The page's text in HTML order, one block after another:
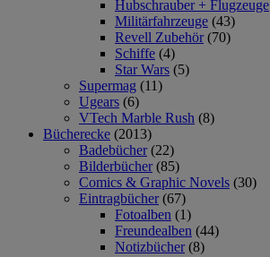
Hubschrauber + Flugzeuge
Militärfahrzeuge (43)
Revell Zubehör (70)
Schiffe (4)
Star Wars (5)
Supermag (11)
Ugears (6)
VTech Marble Rush (8)
Bücherecke (2013)
Badebücher (22)
Bilderbücher (85)
Comics & Graphic Novels (30)
Eintragbücher (67)
Fotoalben (1)
Freundealben (44)
Notizbücher (8)